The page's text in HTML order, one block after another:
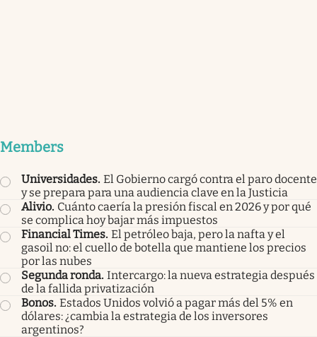
Members
Universidades. El Gobierno cargó contra el paro docente
y se prepara para una audiencia clave en la Justicia
Alivio. Cuánto caería la presión fiscal en 2026 y por qué
se complica hoy bajar más impuestos
Financial Times. El petróleo baja, pero la nafta y el
gasoil no: el cuello de botella que mantiene los precios
por las nubes
Segunda ronda. Intercargo: la nueva estrategia después
de la fallida privatización
Bonos. Estados Unidos volvió a pagar más del 5% en
dólares: ¿cambia la estrategia de los inversores
argentinos?